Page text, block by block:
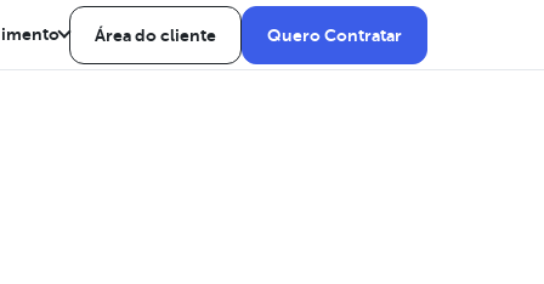
Área do cliente Quero Contratar